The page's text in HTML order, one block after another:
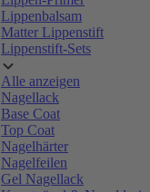
Lippenbalsam
Matter Lippenstift
Lippenstift-Sets
Alle anzeigen
Nagellack
Base Coat
Top Coat
Nagelhärter
Nagelfeilen
Gel Nagellack